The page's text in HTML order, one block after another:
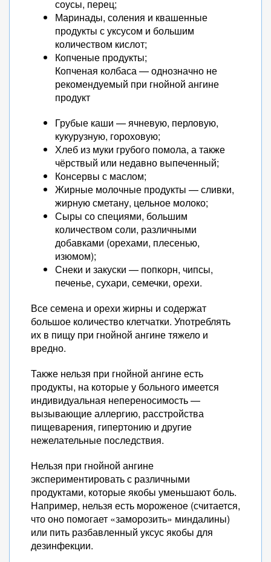
соусы, перец;
Маринады, соления и квашенные
продукты с уксусом и большим
количеством кислот;
Копченые продукты;
Копченая колбаса — однозначно не
рекомендуемый при гнойной ангине
продукт
Грубые каши — ячневую, перловую,
кукурузную, гороховую;
Хлеб из муки грубого помола, а также
чёрствый или недавно выпеченный;
Консервы с маслом;
Жирные молочные продукты — сливки,
жирную сметану, цельное молоко;
Сыры со специями, большим
количеством соли, различными
добавками (орехами, плесенью,
изюмом);
Снеки и закуски — попкорн, чипсы,
печенье, сухари, семечки, орехи.
Все семена и орехи жирны и содержат
большое количество клетчатки. Употреблять
их в пищу при гнойной ангине тяжело и
вредно.
Также нельзя при гнойной ангине есть
продукты, на которые у больного имеется
индивидуальная непереносимость —
вызывающие аллергию, расстройства
пищеварения, гипертонию и другие
нежелательные последствия.
Нельзя при гнойной ангине
экспериментировать с различными
продуктами, которые якобы уменьшают боль.
Например, нельзя есть мороженое (считается,
что оно помогает «заморозить» миндалины)
или пить разбавленный уксус якобы для
дезинфекции.